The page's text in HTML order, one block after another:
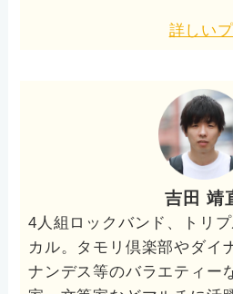
詳しい
吉田 靖
4人組ロックバンド、トリ
カル。タモリ倶楽部やダイ
ナンデス等のバラエティー